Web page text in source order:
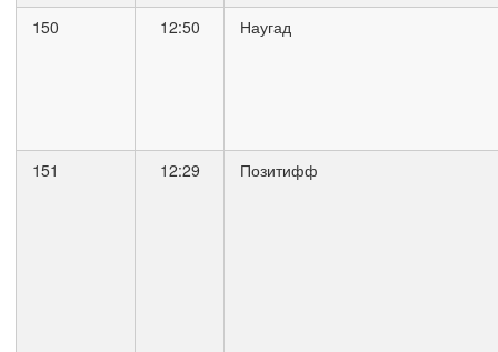
150 12:50 Наугад
151 12:29 Позитифф